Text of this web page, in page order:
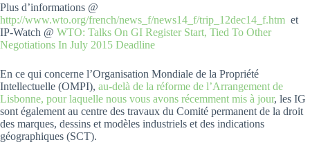
Plus d’informations @
http://www.wto.org/french/news_f/news14_f/trip_12dec14_f.htm et
IP-Watch @ WTO: Talks On GI Register Start, Tied To Other
Negotiations In July 2015 Deadline
En ce qui concerne l’Organisation Mondiale de la Propriété
Intellectuelle (OMPI), au-delà de la réforme de l’Arrangement de
Lisbonne, pour laquelle nous vous avons récemment mis à jour, les IG
sont également au centre des travaux du Comité permanent de la droit
des marques, dessins et modèles industriels et des indications
géographiques (SCT).